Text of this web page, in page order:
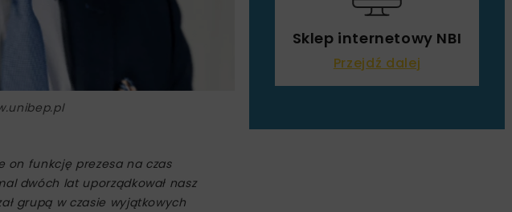
on funkcję prezesa na czas
dwóch lat uporządkował nasz
grupą w czasie wyjątkowych
Sklep internetowy NBI
Przejdź dalej